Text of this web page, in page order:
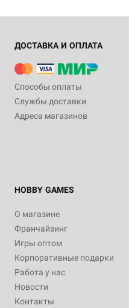
ДОСТАВКА И ОПЛАТА
Способы оплаты
Службы доставки
Адреса магазинов
HOBBY GAMES
О магазине
Франчайзинг
Игры оптом
Корпоративные подарки
Работа у нас
Новости
Контакты